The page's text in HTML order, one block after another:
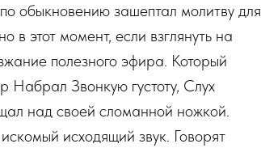
обыкновению зашептал молитву для
этот момент, если взглянуть на
полезного эфира. Который
Набрал Звонкую густоту, Слух
над своей сломанной ножкой.
исходящий звук. Говорят